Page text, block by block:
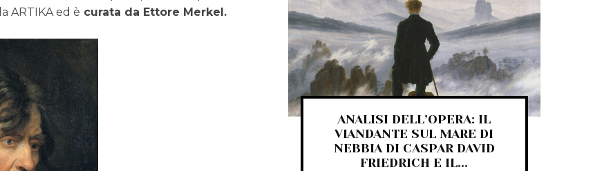
ARTIKA ed è curata da Ettore Merkel.
ANALISI DELL’OPERA: IL
VIANDANTE SUL MARE DI
NEBBIA DI CASPAR DAVID
FRIEDRICH E IL...